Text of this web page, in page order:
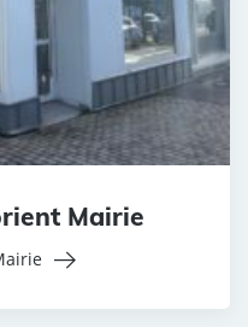
Mairie